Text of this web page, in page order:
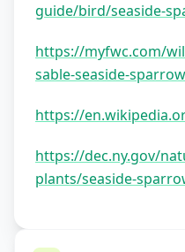
guide/bird/seaside-
https://myfwc.com/
sable-seaside-
https://
https://dec.ny.gov/
plants/seaside-